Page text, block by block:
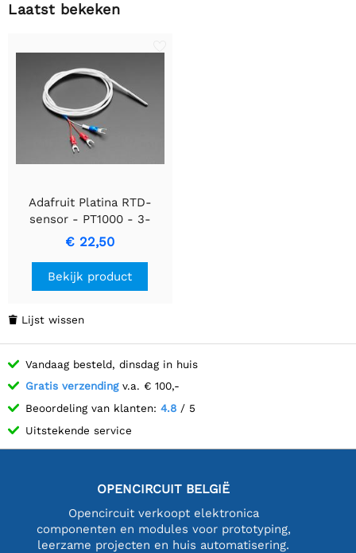
Laatst bekeken
Adafruit Platina RTD-
sensor - PT1000 - 3-
draads 1 meter lang
€ 22,50
Bekijk product
 Lijst wissen
Vandaag besteld, dinsdag in huis
Gratis verzendingv.a. € 100,-
Beoordeling van klanten: 4.8 / 5
Uitstekende service
OPENCIRCUIT BELGIË
Opencircuit verkoopt elektronica
componenten en modules voor prototyping,
leerzame projecten en huis automatisering.